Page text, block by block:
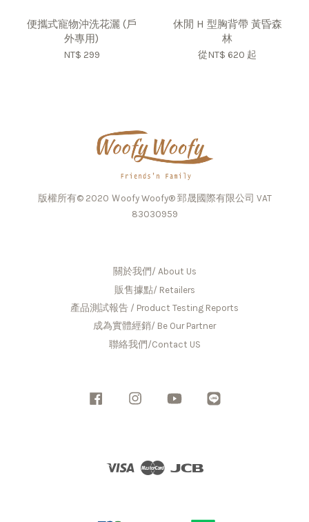
便攜式寵物沖洗花灑 (戶
外專用)
NT$ 299
休閒 H 型胸背帶 黃昏森
林
從NT$ 620 起
版權所有© 2020 Ｗoofy Woofy® 郅晟國際有限公司 VAT
83030959
關於我們/ About Us
販售據點/ Retailers
產品測試報告 / Product Testing Reports
成為實體經銷/ Be Our Partner
聯絡我們/Contact US
Facebook Instagram YouTube
Visa Master